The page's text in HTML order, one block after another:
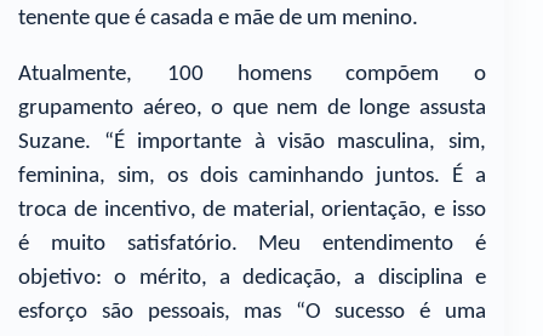
tenente que é casada e mãe de um menino.
Atualmente, 100 homens compõem o
grupamento aéreo, o que nem de longe assusta
Suzane. “É importante à visão masculina, sim,
feminina, sim, os dois caminhando juntos. É a
troca de incentivo, de material, orientação, e isso
é muito satisfatório. Meu entendimento é
objetivo: o mérito, a dedicação, a disciplina e
esforço são pessoais, mas “O sucesso é uma